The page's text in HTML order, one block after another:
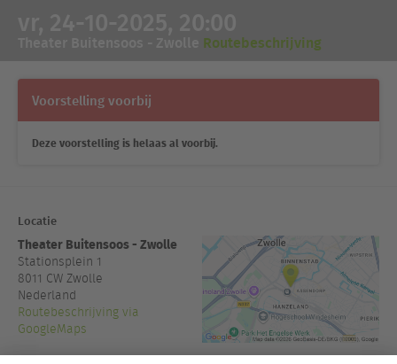
Routebeschrijving
Voorstelling voorbij
Deze voorstelling is helaas al voorbij.
Locatie
Theater Buitensoos - Zwolle
Stationsplein 1
8011 CW Zwolle
Nederland
Routebeschrijving via
GoogleMaps